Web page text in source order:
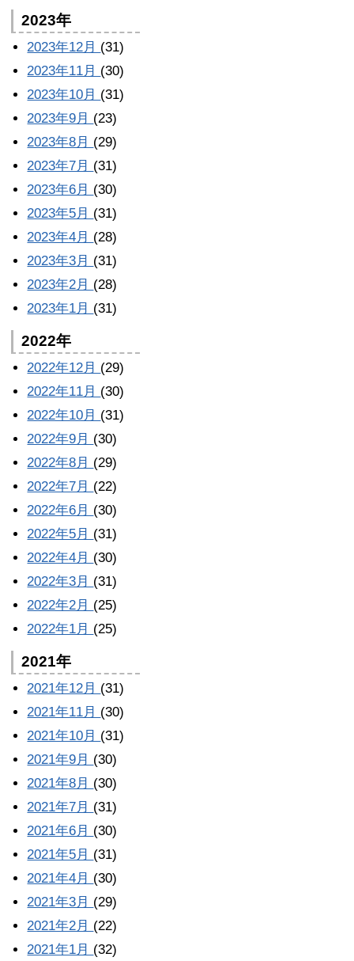
2023年
2023年12月 (31)
2023年11月 (30)
2023年10月 (31)
2023年9月 (23)
2023年8月 (29)
2023年7月 (31)
2023年6月 (30)
2023年5月 (31)
2023年4月 (28)
2023年3月 (31)
2023年2月 (28)
2023年1月 (31)
2022年
2022年12月 (29)
2022年11月 (30)
2022年10月 (31)
2022年9月 (30)
2022年8月 (29)
2022年7月 (22)
2022年6月 (30)
2022年5月 (31)
2022年4月 (30)
2022年3月 (31)
2022年2月 (25)
2022年1月 (25)
2021年
2021年12月 (31)
2021年11月 (30)
2021年10月 (31)
2021年9月 (30)
2021年8月 (30)
2021年7月 (31)
2021年6月 (30)
2021年5月 (31)
2021年4月 (30)
2021年3月 (29)
2021年2月 (22)
2021年1月 (32)